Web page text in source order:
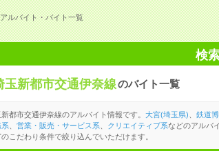
ルバイト・バイト一覧
検
玉新都市交通伊奈線のバイト一覧
都市交通伊奈線のアルバイト情報です。 大宮(埼玉県) 鉄道
営業・販売・サービス系 クリエイティブ系などのアルバ
こだわり条件で絞り込んでいただけます。